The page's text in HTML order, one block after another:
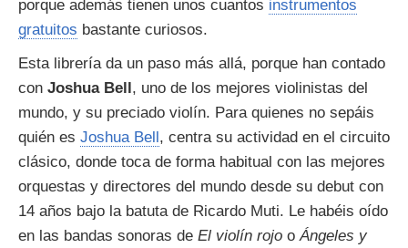
porque además tienen unos cuantos instrumentos
gratuitos bastante curiosos.
Esta librería da un paso más allá, porque han contado
con Joshua Bell, uno de los mejores violinistas del
mundo, y su preciado violín. Para quienes no sepáis
quién es Joshua Bell, centra su actividad en el circuito
clásico, donde toca de forma habitual con las mejores
orquestas y directores del mundo desde su debut con
14 años bajo la batuta de Ricardo Muti. Le habéis oído
en las bandas sonoras de El violín rojo oÁngeles y